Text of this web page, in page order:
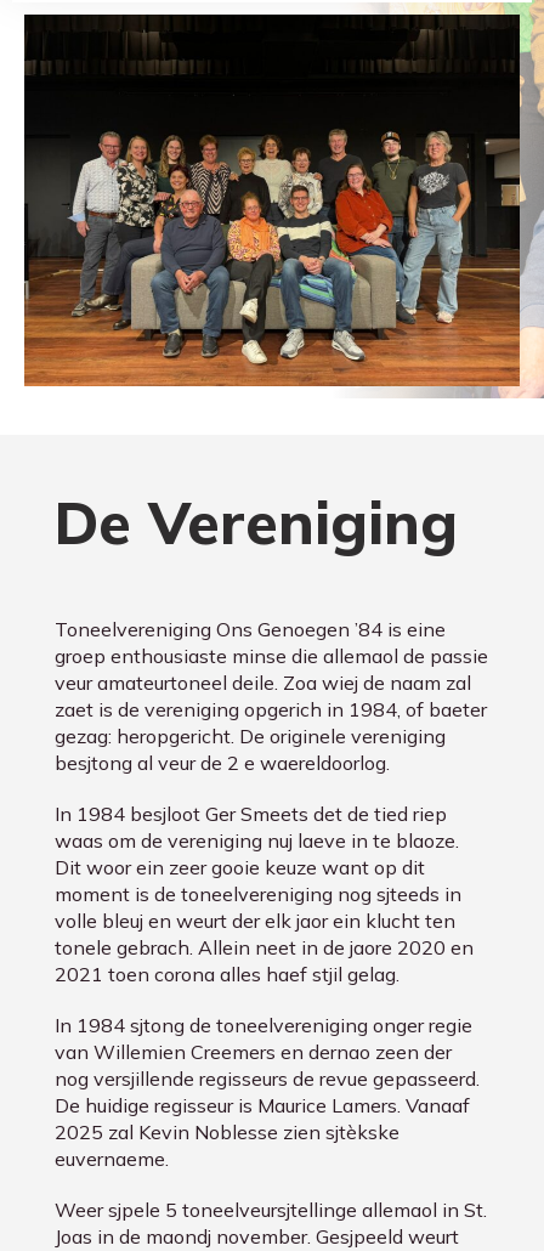
De Vereniging
Toneelvereniging Ons Genoegen ’84 is eine
groep enthousiaste minse die allemaol de passie
veur amateurtoneel deile. Zoa wiej de naam zal
zaet is de vereniging opgerich in 1984, of baeter
gezag: heropgericht. De originele vereniging
besjtong al veur de 2 e waereldoorlog.
In 1984 besjloot Ger Smeets det de tied riep
waas om de vereniging nuj laeve in te blaoze.
Dit woor ein zeer gooie keuze want op dit
moment is de toneelvereniging nog sjteeds in
volle bleuj en weurt der elk jaor ein klucht ten
tonele gebrach. Allein neet in de jaore 2020 en
2021 toen corona alles haef stjil gelag.
In 1984 sjtong de toneelvereniging onger regie
van Willemien Creemers en dernao zeen der
nog versjillende regisseurs de revue gepasseerd.
De huidige regisseur is Maurice Lamers. Vanaaf
2025 zal Kevin Noblesse zien sjtèkske
euvernaeme.
Weer sjpele 5 toneelveursjtellinge allemaol in St.
Joas in de maondj november. Gesjpeeld weurt